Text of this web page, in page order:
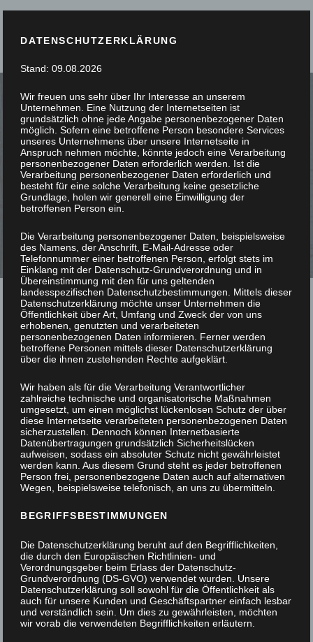
SIE STÖBERN, WIR
SCHREINERN
Jugendliche im Handwerk
DATENSCHUTZERKLÄRUNG
Stand: 09.08.2026
Wir freuen uns sehr über Ihr Interesse an unserem
Unternehmen. Eine Nutzung der Internetseiten ist
grundsätzlich ohne jede Angabe personenbezogener Daten
möglich. Sofern eine betroffene Person besondere Services
unseres Unternehmens über unsere Internetseite in
Anspruch nehmen möchte, könnte jedoch eine Verarbeitung
personenbezogener Daten erforderlich werden. Ist die
Verarbeitung personenbezogener Daten erforderlich und
besteht für eine solche Verarbeitung keine gesetzliche
Grundlage, holen wir generell eine Einwilligung der
betroffenen Person ein.
Die Verarbeitung personenbezogener Daten, beispielsweise
des Namens, der Anschrift, E-Mail-Adresse oder
Telefonnummer einer betroffenen Person, erfolgt stets im
Einklang mit der Datenschutz-Grundverordnung und in
Übereinstimmung mit den für uns geltenden
landesspezifischen Datenschutzbestimmungen. Mittels dieser
Datenschutzerklärung möchte unser Unternehmen die
Öffentlichkeit über Art, Umfang und Zweck der von uns
erhobenen, genutzten und verarbeiteten
personenbezogenen Daten informieren. Ferner werden
betroffene Personen mittels dieser Datenschutzerklärung
über die ihnen zustehenden Rechte aufgeklärt.
Wir haben als für die Verarbeitung Verantwortlicher
zahlreiche technische und organisatorische Maßnahmen
umgesetzt, um einen möglichst lückenlosen Schutz der über
diese Internetseite verarbeiteten personenbezogenen Daten
sicherzustellen. Dennoch können Internetbasierte
Datenübertragungen grundsätzlich Sicherheitslücken
aufweisen, sodass ein absoluter Schutz nicht gewährleistet
werden kann. Aus diesem Grund steht es jeder betroffenen
Person frei, personenbezogene Daten auch auf alternativen
Wegen, beispielsweise telefonisch, an uns zu übermitteln.
BEGRIFFSBESTIMMUNGEN
Die Datenschutzerklärung beruht auf den Begrifflichkeiten,
die durch den Europäischen Richtlinien- und
Verordnungsgeber beim Erlass der Datenschutz-
Grundverordnung (DS-GVO) verwendet wurden. Unsere
Datenschutzerklärung soll sowohl für die Öffentlichkeit als
auch für unsere Kunden und Geschäftspartner einfach lesbar
und verständlich sein. Um dies zu gewährleisten, möchten
wir vorab die verwendeten Begrifflichkeiten erläutern.